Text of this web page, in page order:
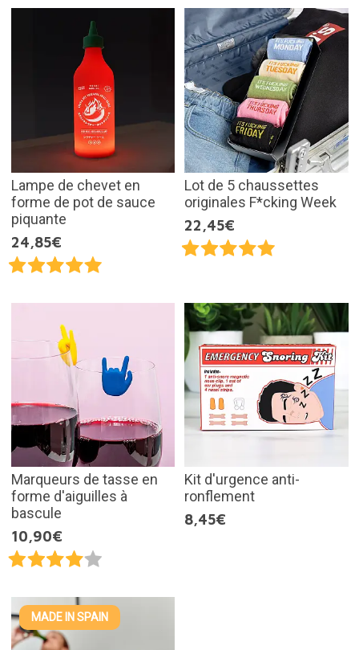
Lampe de chevet en
forme de pot de sauce
piquante
24,85€
Lot de 5 chaussettes
originales F*cking Week
22,45€
Marqueurs de tasse en
forme d'aiguilles à
bascule
10,90€
Kit d'urgence anti-
ronflement
8,45€
MADE IN SPAIN